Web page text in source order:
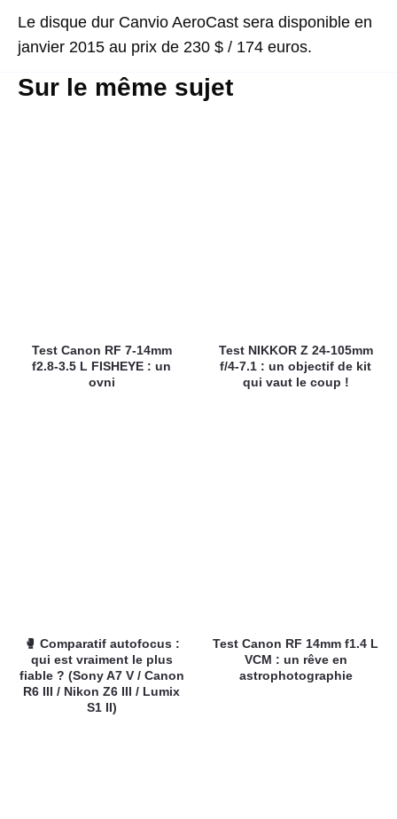
Le disque dur Canvio AeroCast sera disponible en
janvier 2015 au prix de 230 $ / 174 euros.
Sur le même sujet
Test Canon RF 7-14mm
f2.8-3.5 L FISHEYE : un
ovni
Test NIKKOR Z 24-105mm
f/4-7.1 : un objectif de kit
qui vaut le coup !
🥊 Comparatif autofocus :
qui est vraiment le plus
fiable ? (Sony A7 V / Canon
R6 III / Nikon Z6 III / Lumix
S1 II)
Test Canon RF 14mm f1.4 L
VCM : un rêve en
astrophotographie